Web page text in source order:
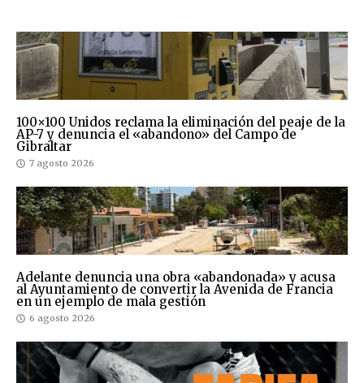
100×100 Unidos reclama la eliminación del peaje de la
AP-7 y denuncia el «abandono» del Campo de
Gibraltar
7 agosto 2026
Adelante denuncia una obra «abandonada» y acusa
al Ayuntamiento de convertir la Avenida de Francia
en un ejemplo de mala gestión
6 agosto 2026